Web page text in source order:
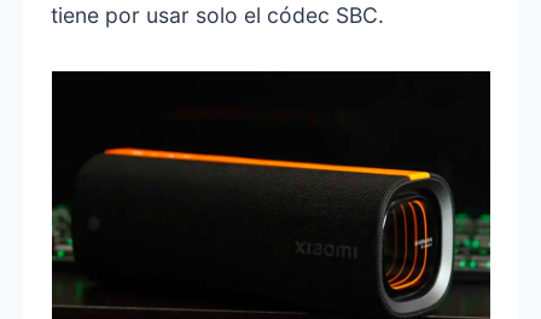
tiene por usar solo el códec SBC.